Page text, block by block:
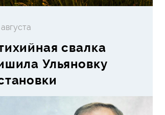
свалка
Ульяновку